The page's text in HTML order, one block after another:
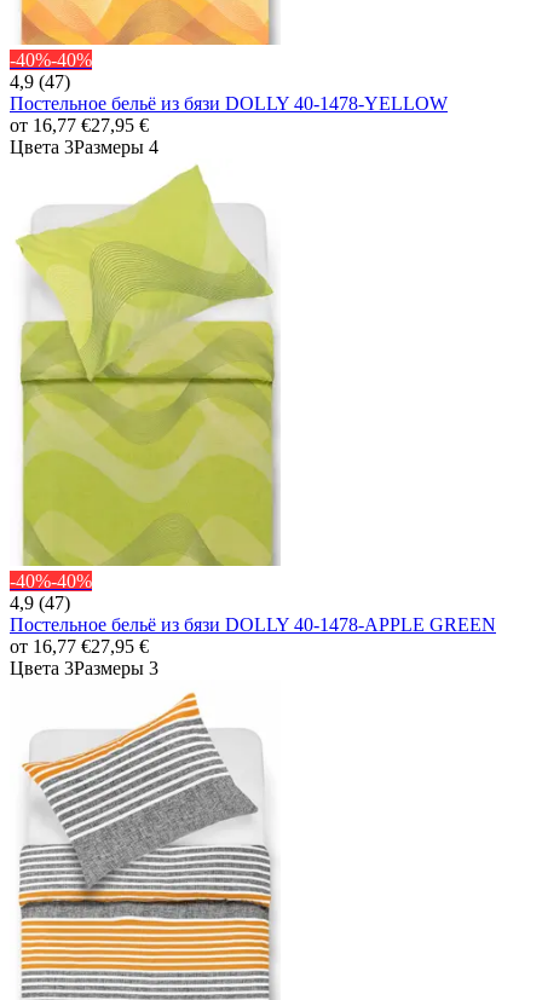
-40%-40%
4,9 (47)
Постельное бельё из бязи DOLLY 40-1478-YELLOW
от 16,77 €27,95 €
Цвета 3Размеры 4
-40%-40%
4,9 (47)
Постельное бельё из бязи DOLLY 40-1478-APPLE GREEN
от 16,77 €27,95 €
Цвета 3Размеры 3